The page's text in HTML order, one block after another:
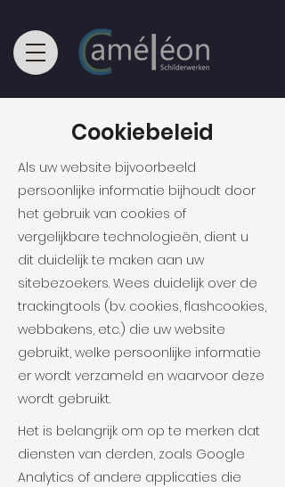
Cookiebeleid
Als uw website bijvoorbeeld
persoonlijke informatie bijhoudt door
het gebruik van cookies of
vergelijkbare technologieën, dient u
dit duidelijk te maken aan uw
sitebezoekers. Wees duidelijk over de
trackingtools (bv. cookies, flashcookies,
webbakens, etc.) die uw website
gebruikt, welke persoonlijke informatie
er wordt verzameld en waarvoor deze
wordt gebruikt.
Het is belangrijk om op te merken dat
diensten van derden, zoals Google
Analytics of andere applicaties die